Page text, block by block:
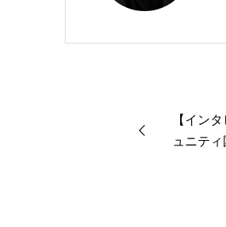
【イン
ュニテ